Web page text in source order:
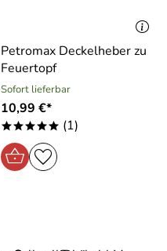
Petromax Deckelheber zu
Feuertopf
Sofort lieferbar
10,99 €*
***** (1)